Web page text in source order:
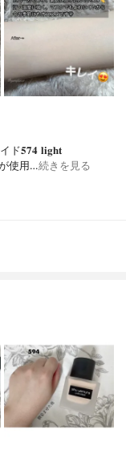
ド𝟓𝟕𝟒 𝐥𝐢𝐠𝐡𝐭
使用…続きを見る